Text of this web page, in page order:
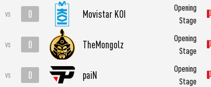
vs 0 Movistar KOI
Opening
Stage
vs 0 TheMongolz
Opening
Stage
vs 0 paiN
Opening
Stage